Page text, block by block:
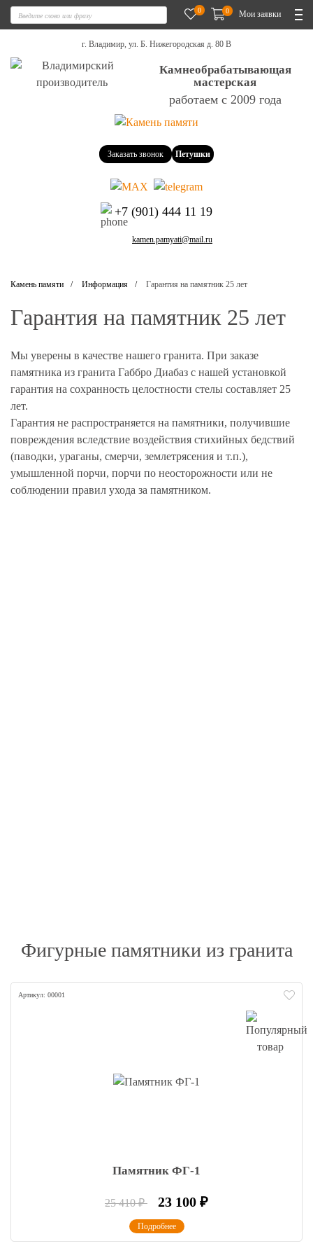
г. Владимир, ул. Б. Нижегородская д. 80 В
Камнеобрабатывающая
мастерская
работаем с 2009 года
Заказать звонок Петушки
+7 (901) 444 11 19
kamen.pamyati@mail.ru
0 0 Мои заявки
Камень памяти Информация Гарантия на памятник 25 лет
Гарантия на памятник 25 лет
Мы уверены в качестве нашего гранита. При заказе
памятника из гранита Габбро Диабаз с нашей установкой
гарантия на сохранность целостности стелы составляет 25
лет.
Гарантия не распространяется на памятники, получившие
повреждения вследствие воздействия стихийных бедствий
(паводки, ураганы, смерчи, землетрясения и т.п.),
умышленной порчи, порчи по неосторожности или не
соблюдении правил ухода за памятником.
Фигурные памятники из гранита
Артикул: 00001
Памятник ФГ-1
25 410 ₽ 23 100 ₽
Подробнее